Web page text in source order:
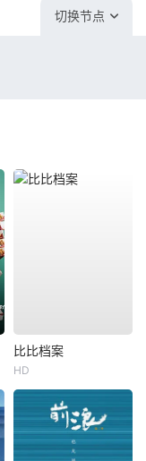
切换节点
比比档案
HD